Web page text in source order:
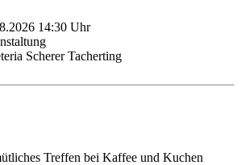
14:30 Uhr
Scherer Tacherting
Treffen bei Kaffee und Kuchen